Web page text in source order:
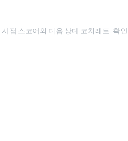
점 스코어와 다음 상대 코차레토, 확